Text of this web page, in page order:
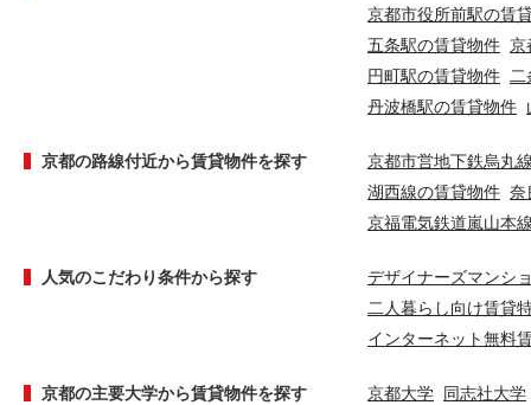
京都市役所前駅の賃
五条駅の賃貸物件 京
円町駅の賃貸物件
丹波橋駅の賃貸物件
京都の路線付近から賃貸物件を探す
京都市営地下鉄烏丸
湖西線の賃貸物件 奈
京福電気鉄道嵐山本
人気のこだわり条件から探す
デザイナーズマンシ
二人暮らし向け賃貸
インターネット無料
京都の主要大学から賃貸物件を探す 京都大学 同志社大学